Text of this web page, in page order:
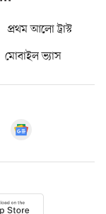
প্রথম আলো ট্রাস্ট
মোবাইল ভ্যাস